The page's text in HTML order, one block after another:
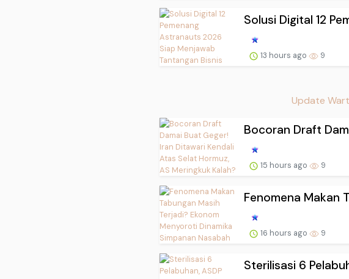
Solusi Digital 12
13 hours ago 9
Update
Bocoran Draft
15 hours ago 9
Fenomena Makan
16 hours ago 9
Sterilisasi 6